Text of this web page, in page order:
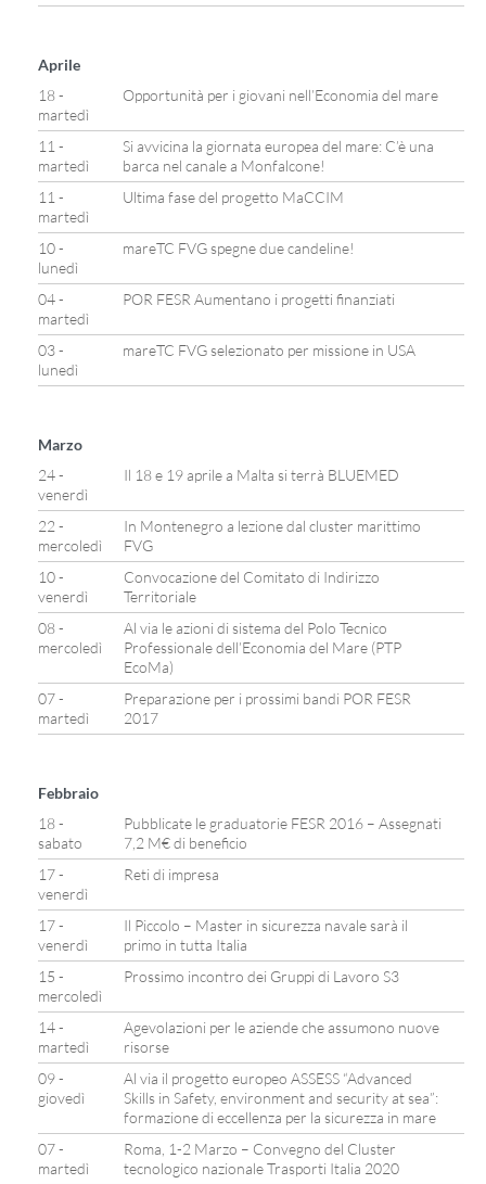
Aprile
18 -
martedì
Opportunità per i giovani nell’Economia del mare
11 -
martedì
Si avvicina la giornata europea del mare: C’è una
barca nel canale a Monfalcone!
11 -
martedì
Ultima fase del progetto MaCCIM
10 -
lunedì
mareTC FVG spegne due candeline!
04 -
martedì
POR FESR Aumentano i progetti finanziati
03 -
lunedì
mareTC FVG selezionato per missione in USA
Marzo
24 -
venerdì
Il 18 e 19 aprile a Malta si terrà BLUEMED
22 -
mercoledì
In Montenegro a lezione dal cluster marittimo
FVG
10 -
venerdì
Convocazione del Comitato di Indirizzo
Territoriale
08 -
mercoledì
Al via le azioni di sistema del Polo Tecnico
Professionale dell’Economia del Mare (PTP
EcoMa)
07 -
martedì
Preparazione per i prossimi bandi POR FESR
2017
Febbraio
18 -
sabato
Pubblicate le graduatorie FESR 2016 – Assegnati
7,2 M€ di beneficio
17 -
venerdì
Reti di impresa
17 -
venerdì
Il Piccolo – Master in sicurezza navale sarà il
primo in tutta Italia
15 -
mercoledì
Prossimo incontro dei Gruppi di Lavoro S3
14 -
martedì
Agevolazioni per le aziende che assumono nuove
risorse
09 -
giovedì
Al via il progetto europeo ASSESS “Advanced
Skills in Safety, environment and security at sea”:
formazione di eccellenza per la sicurezza in mare
07 -
martedì
Roma, 1-2 Marzo – Convegno del Cluster
tecnologico nazionale Trasporti Italia 2020